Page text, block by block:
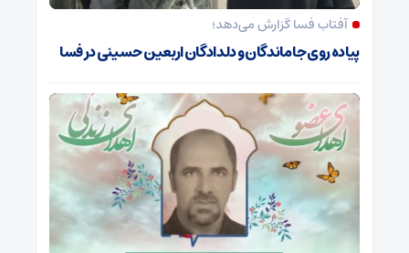
آفتاب فسا گزارش می‌دهد؛
پیاده روی جاماندگان و دلدادگان اربعین حسینی در فسا